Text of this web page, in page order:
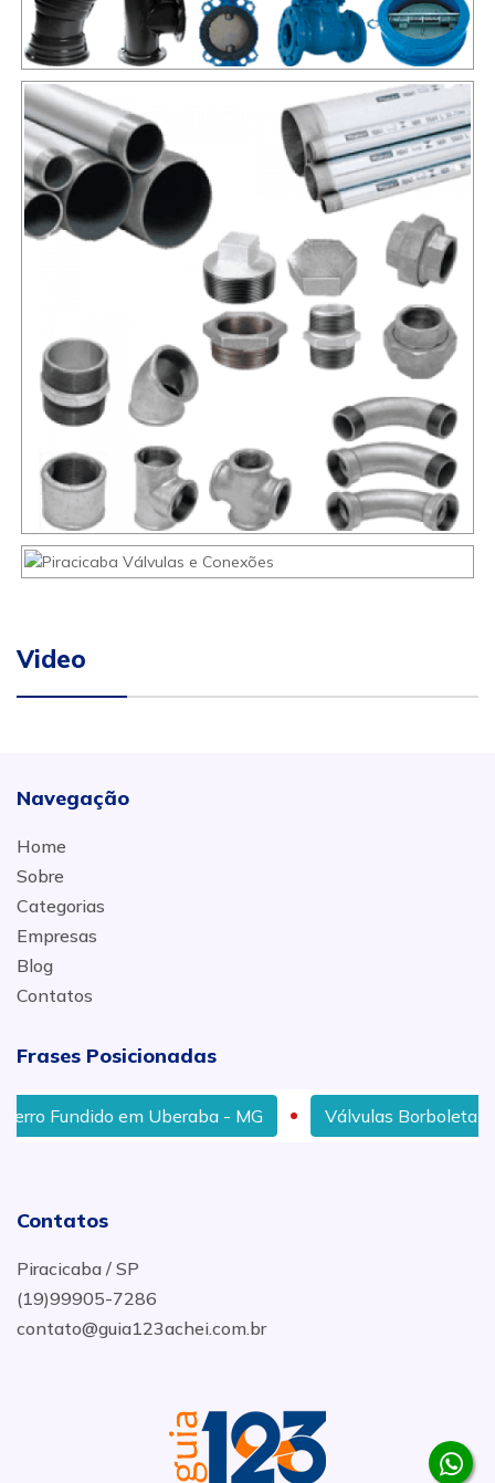
Video
Navegação
Home
Sobre
Categorias
Empresas
Blog
Contatos
Frases Posicionadas
Fundido em Uberaba - MG Válvulas Borboleta em
Contatos
Piracicaba / SP
(19)99905-7286
contato@guia123achei.com.br